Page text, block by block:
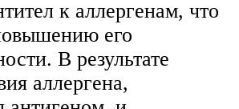
к аллергенам, что
его
В результате
аллергена,